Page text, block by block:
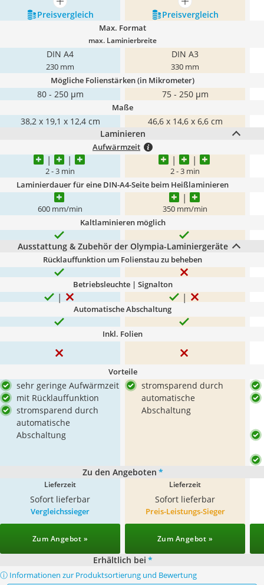
mehr anzeigen
mehr anzeigen
Preis­vergleich
Preis­vergleich
Max. Format
max. Laminierbreite
DIN A4
230 mm
DIN A3
330 mm
Mögliche Folienstärken (in Mikrometer)
80 - 250 μm 75 - 250 μm
Maße
38,2 x 19,1 x 12,4 cm
46,6 x 14,6 x 6,6 cm
Laminieren
Aufwärmzeit
2 - 3 min 2 - 3 min
Laminierdauer für eine DIN-A4-Seite beim Heißlaminieren
600 mm/min 350 mm/min
Kaltlaminieren möglich
Ausstattung & Zubehör der Olympia-Laminiergeräte
Rücklauffunktion um Folienstau zu beheben
Betriebsleuchte | Signalton
Automatische Abschaltung
Inkl. Folien
Vorteile
sehr geringe Aufwärmzeit
mit Rücklauffunktion
stromsparend durch
automatische
Abschaltung
stromsparend durch
automatische
Abschaltung
Zu den Angeboten *
Lieferzeit
Sofort lieferbar
Lieferzeit
Sofort lieferbar
Vergleichssieger
Zum Angebot »
Preis-Leistungs-Sieger
Zum Angebot »
Erhältlich bei *
ⓘ Informationen zur Produktsortierung und Bewertung